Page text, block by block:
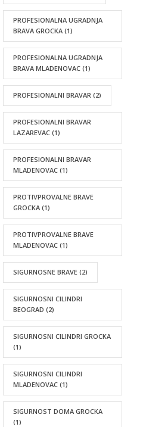
PROFESIONALNA UGRADNJA
BRAVA GROCKA (1)
PROFESIONALNA UGRADNJA
BRAVA MLADENOVAC (1)
PROFESIONALNI BRAVAR (2)
PROFESIONALNI BRAVAR
LAZAREVAC (1)
PROFESIONALNI BRAVAR
MLADENOVAC (1)
PROTIVPROVALNE BRAVE
GROCKA (1)
PROTIVPROVALNE BRAVE
MLADENOVAC (1)
SIGURNOSNE BRAVE (2)
SIGURNOSNI CILINDRI
BEOGRAD (2)
SIGURNOSNI CILINDRI GROCKA
(1)
SIGURNOSNI CILINDRI
MLADENOVAC (1)
SIGURNOST DOMA GROCKA
(1)